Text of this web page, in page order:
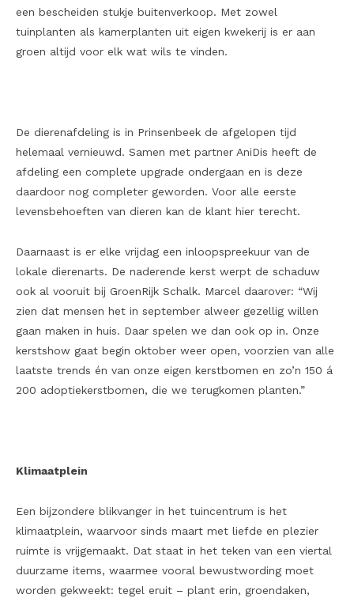
een bescheiden stukje buitenverkoop. Met zowel
tuinplanten als kamerplanten uit eigen kwekerij is er aan
groen altijd voor elk wat wils te vinden.
De dierenafdeling is in Prinsenbeek de afgelopen tijd
helemaal vernieuwd. Samen met partner AniDis heeft de
afdeling een complete upgrade ondergaan en is deze
daardoor nog completer geworden. Voor alle eerste
levensbehoeften van dieren kan de klant hier terecht.
Daarnaast is er elke vrijdag een inloopspreekuur van de
lokale dierenarts. De naderende kerst werpt de schaduw
ook al vooruit bij GroenRijk Schalk. Marcel daarover: “Wij
zien dat mensen het in september alweer gezellig willen
gaan maken in huis. Daar spelen we dan ook op in. Onze
kerstshow gaat begin oktober weer open, voorzien van alle
laatste trends én van onze eigen kerstbomen en zo’n 150 á
200 adoptiekerstbomen, die we terugkomen planten.”
Klimaatplein
Een bijzondere blikvanger in het tuincentrum is het
klimaatplein, waarvoor sinds maart met liefde en plezier
ruimte is vrijgemaakt. Dat staat in het teken van een viertal
duurzame items, waarmee vooral bewustwording moet
worden gekweekt: tegel eruit – plant erin, groendaken,